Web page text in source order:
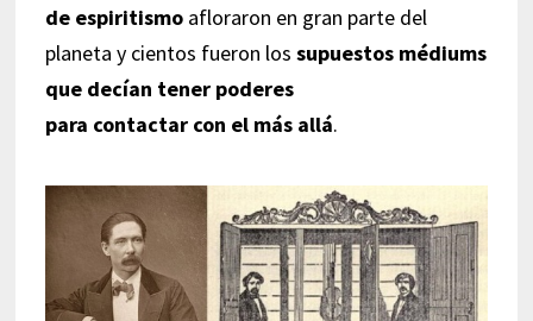
de espiritismoafloraron en gran parte del
planeta y cientos fueron los supuestos médiums
que decían tener poderes
para contactar con el más allá.